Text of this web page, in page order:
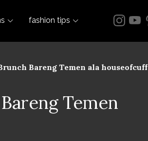
fashion tips
Bareng Temen ala houseofcuff
Temen